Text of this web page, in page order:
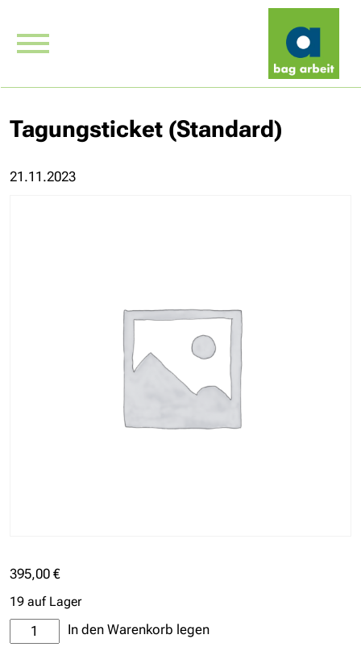
Tagungsticket (Standard)
21.11.2023
395,00 €
19 auf Lager
Tagungsticket
(Standard)
In den Warenkorb legen